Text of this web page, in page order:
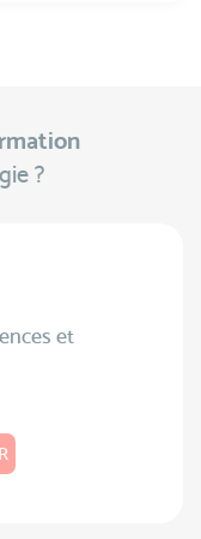
?
et